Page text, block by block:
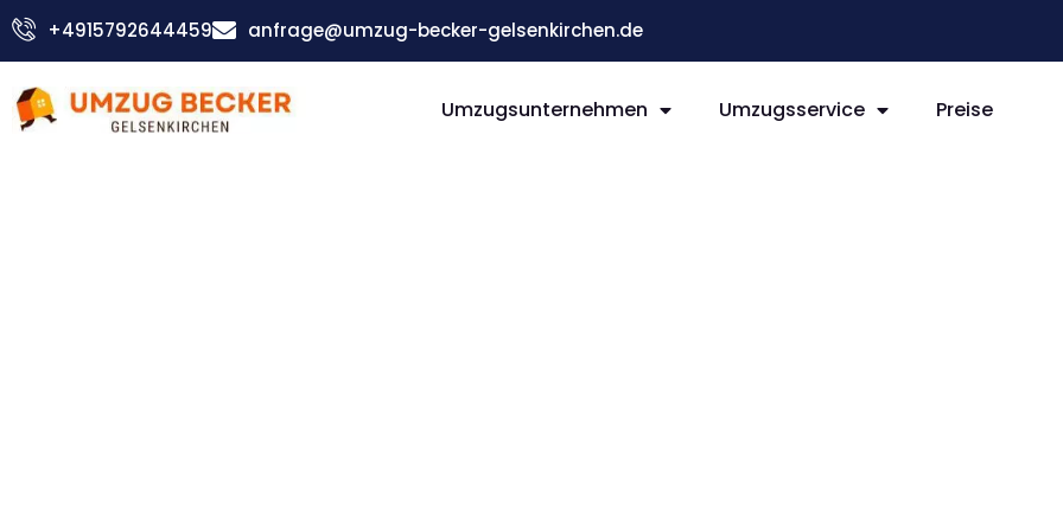
Zum
Inhalt
+4915792644459 anfrage@umzug-becker-gelsenkirchen.de
Umzugsunternehmen Umzugsservice Preise